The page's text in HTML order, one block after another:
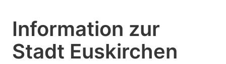
Information zur
Stadt Euskirchen